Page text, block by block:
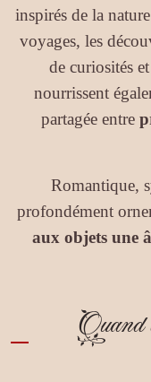
inspirés de la
voyages, les
de curiosités
nourrissent
partagée entre
Romantique,
profondément
aux objets une
Quand